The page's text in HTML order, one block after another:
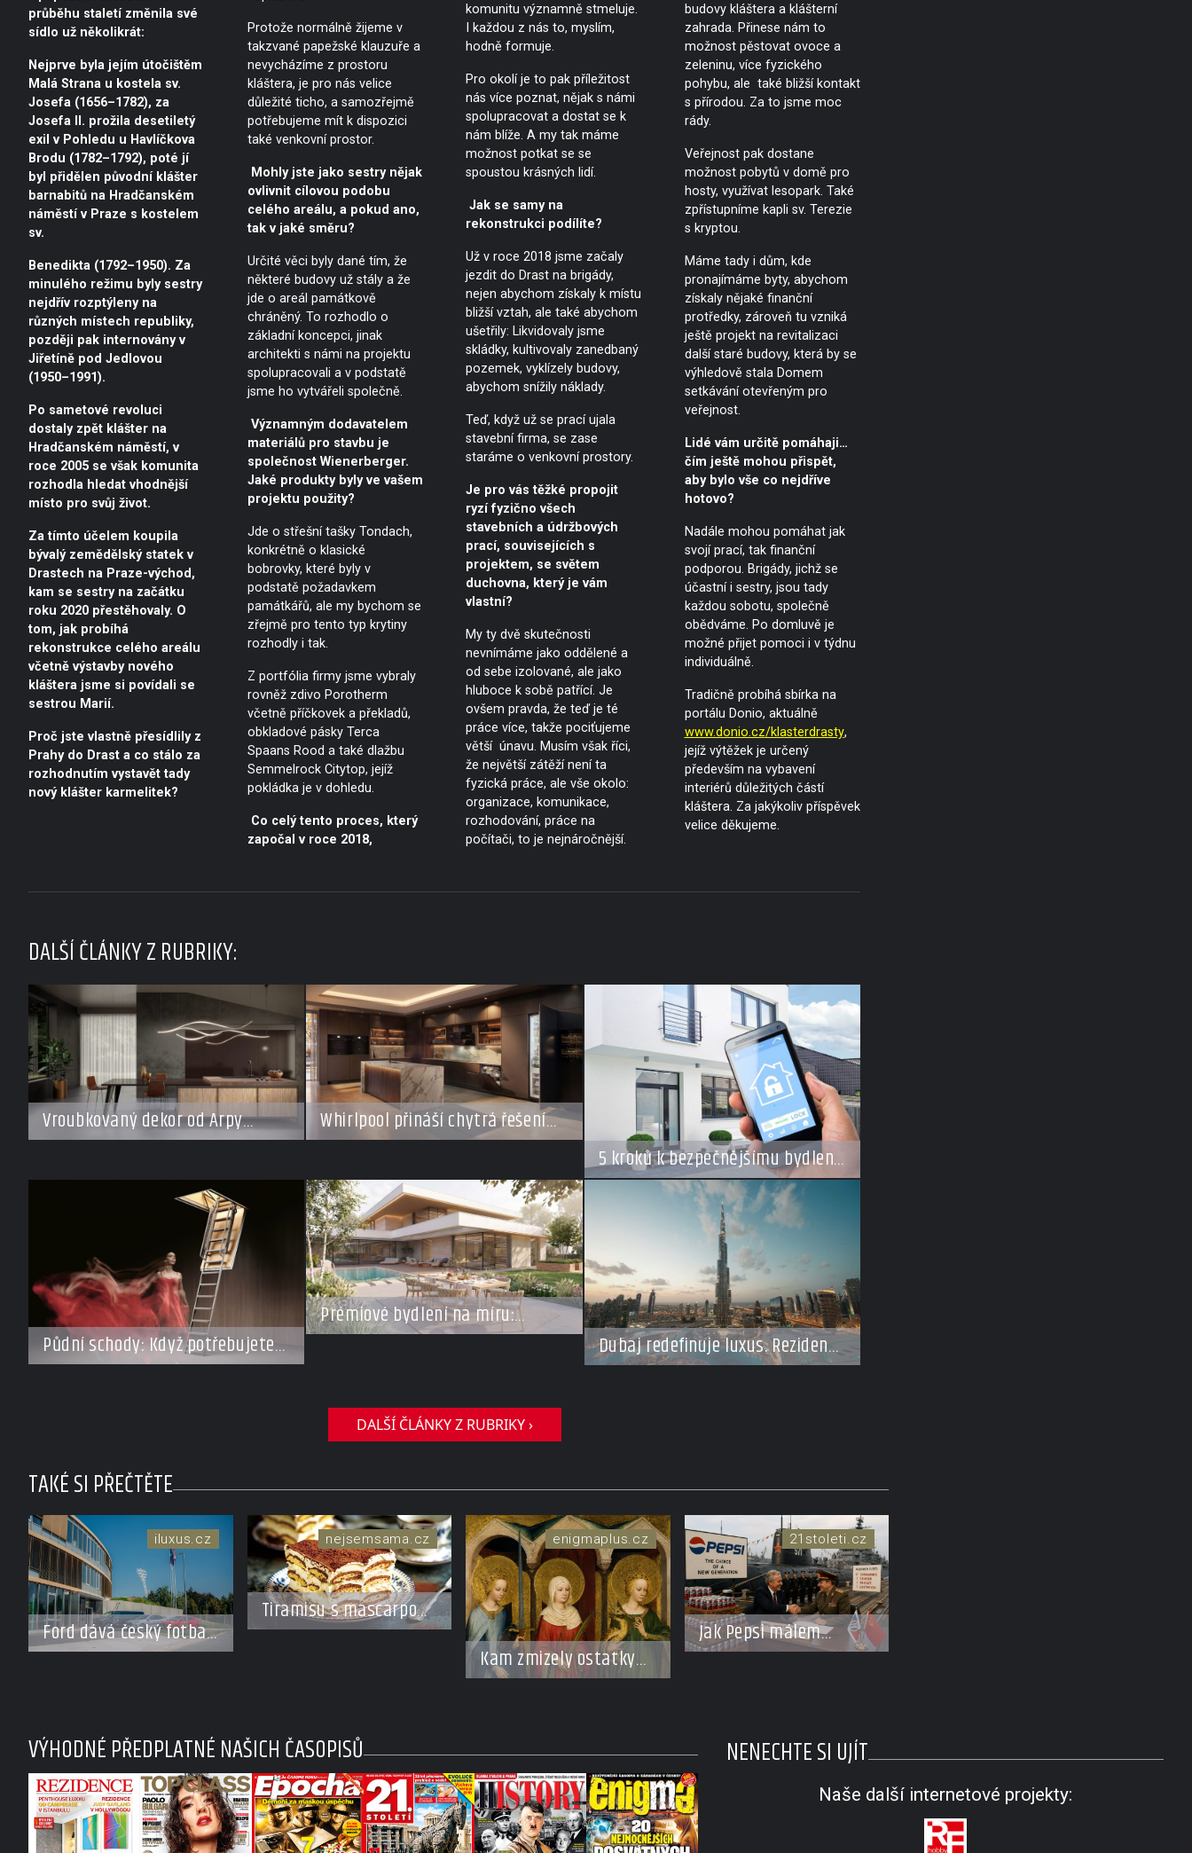
průběhu staletí změnila své
sídlo už několikrát:
Nejprve byla jejím útočištěm
Malá Strana u kostela sv.
Josefa (1656–1782), za
Josefa II. prožila desetiletý
exil v Pohledu u Havlíčkova
Brodu (1782–1792), poté jí
byl přidělen původní klášter
barnabitů na Hradčanském
náměstí v Praze s kostelem
sv.
Benedikta (1792–1950). Za
minulého režimu byly sestry
nejdřív rozptýleny na
různých místech republiky,
později pak internovány v
Jiřetíně pod Jedlovou
(1950–1991).
Po sametové revoluci
dostaly zpět klášter na
Hradčanském náměstí, v
roce 2005 se však komunita
rozhodla hledat vhodnější
místo pro svůj život.
Za tímto účelem koupila
bývalý zemědělský statek v
Drastech na Praze-východ,
kam se sestry na začátku
roku 2020 přestěhovaly. O
tom, jak probíhá
rekonstrukce celého areálu
včetně výstavby nového
kláštera jsme si povídali se
sestrou Marií.
Proč jste vlastně přesídlily z
Prahy do Drast a co stálo za
rozhodnutím vystavět tady
nový klášter karmelitek?
Protože normálně žijeme v
takzvané papežské klauzuře a
nevycházíme z prostoru
kláštera, je pro nás velice
důležité ticho, a samozřejmě
potřebujeme mít k dispozici
také venkovní prostor.
Mohly jste jako sestry nějak
ovlivnit cílovou podobu
celého areálu, a pokud ano,
tak v jaké směru?
Určité věci byly dané tím, že
některé budovy už stály a že
jde o areál památkově
chráněný. To rozhodlo o
základní koncepci, jinak
architekti s námi na projektu
spolupracovali a v podstatě
jsme ho vytvářeli společně.
Významným dodavatelem
materiálů pro stavbu je
společnost Wienerberger.
Jaké produkty byly ve vašem
projektu použity?
Jde o střešní tašky Tondach,
konkrétně o klasické
bobrovky, které byly v
podstatě požadavkem
památkářů, ale my bychom se
zřejmě pro tento typ krytiny
rozhodly i tak.
Z portfólia firmy jsme vybraly
rovněž zdivo Porotherm
včetně příčkovek a překladů,
obkladové pásky Terca
Spaans Rood a také dlažbu
Semmelrock Citytop, jejíž
pokládka je v dohledu.
Co celý tento proces, který
započal v roce 2018,
komunitu významně stmeluje.
I každou z nás to, myslím,
hodně formuje.
Pro okolí je to pak příležitost
nás více poznat, nějak s námi
spolupracovat a dostat se k
nám blíže. A my tak máme
možnost potkat se se
spoustou krásných lidí.
Jak se samy na
rekonstrukci podílíte?
Už v roce 2018 jsme začaly
jezdit do Drast na brigády,
nejen abychom získaly k místu
bližší vztah, ale také abychom
ušetřily: Likvidovaly jsme
skládky, kultivovaly zanedbaný
pozemek, vyklízely budovy,
abychom snížily náklady.
Teď, když už se prací ujala
stavební firma, se zase
staráme o venkovní prostory.
Je pro vás těžké propojit
ryzí fyzično všech
stavebních a údržbových
prací, souvisejících s
projektem, se světem
duchovna, který je vám
vlastní?
My ty dvě skutečnosti
nevnímáme jako oddělené a
od sebe izolované, ale jako
hluboce k sobě patřící. Je
ovšem pravda, že teď je té
práce více, takže pociťujeme
větší únavu. Musím však říci,
že největší zátěží není ta
fyzická práce, ale vše okolo:
organizace, komunikace,
rozhodování, práce na
počítači, to je nejnáročnější.
budovy kláštera a klášterní
zahrada. Přinese nám to
možnost pěstovat ovoce a
zeleninu, více fyzického
pohybu, ale také bližší kontakt
s přírodou. Za to jsme moc
rády.
Veřejnost pak dostane
možnost pobytů v domě pro
hosty, využívat lesopark. Také
zpřístupníme kapli sv. Terezie
s kryptou.
Máme tady i dům, kde
pronajímáme byty, abychom
získaly nějaké finanční
protředky, zároveň tu vzniká
ještě projekt na revitalizaci
další staré budovy, která by se
výhledově stala Domem
setkávání otevřeným pro
veřejnost.
Lidé vám určitě pomáhaji…
čím ještě mohou přispět,
aby bylo vše co nejdříve
hotovo?
Nadále mohou pomáhat jak
svojí prací, tak finanční
podporou. Brigády, jichž se
účastní i sestry, jsou tady
každou sobotu, společně
obědváme. Po domluvě je
možné přijet pomoci i v týdnu
individuálně.
Tradičně probíhá sbírka na
portálu Donio, aktuálně
www.donio.cz/klasterdrasty,
jejíž výtěžek je určený
především na vybavení
interiérů důležitých částí
kláštera. Za jakýkoliv příspěvek
velice děkujeme.
DALŠÍ ČLÁNKY Z RUBRIKY:
Vroubkovaný dekor od Arpy
ovládá nové interiéry
Whirlpool přináší chytrá řešení
pro každý styl vaření 5 kroků k bezpečnějšímu bydlení
v době dovolené
Půdní schody: Když potřebujete
ušetřit místo, ale nechcete dělat
Prémiové bydlení na míru:
Investoři se vracejí do Česka, Dubaj redefinuje luxus. Rezidence
za miliardy dnes připomínají
DALŠÍ ČLÁNKY Z RUBRIKY ›
TAKÉ SI PŘEČTĚTE
Ford dává český fotbal
do pohybu. Stává se
iluxus.cz
Tiramisu s mascarpone
a kávou
nejsemsama.cz
Kam zmizely ostatky
světců? Relikvie, které
enigmaplus.cz
Jak Pepsi málem
vyhrála studenou
21stoleti.cz
VÝHODNÉ PŘEDPLATNÉ NAŠICH ČASOPISŮ NENECHTE SI UJÍT
Naše další internetové projekty: